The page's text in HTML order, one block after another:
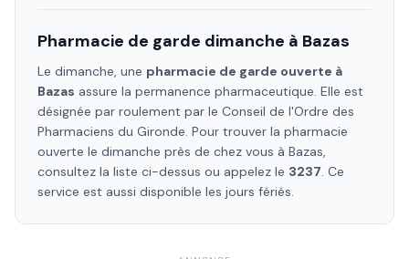
Pharmacie de garde dimanche à Bazas
Le dimanche, une pharmacie de garde ouverte à
Bazas assure la permanence pharmaceutique. Elle est
désignée par roulement par le Conseil de l'Ordre des
Pharmaciens du Gironde. Pour trouver la pharmacie
ouverte le dimanche près de chez vous à Bazas,
consultez la liste ci-dessus ou appelez le 3237. Ce
service est aussi disponible les jours fériés.